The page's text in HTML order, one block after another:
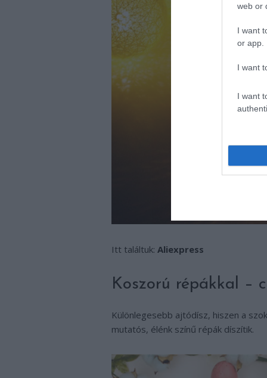
web or
I want
or app.
I want
I want
Itt találtuk: Aliexpress
Koszorú répákkal –
Különlegesebb ajtódísz, hiszen a
mutatós, élénk színű répák díszítik.